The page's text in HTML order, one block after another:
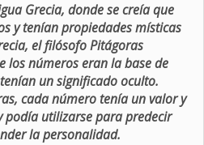
Grecia, donde se creía que
y tenían propiedades místicas
el filósofo Pitágoras
los números eran la base de
un significado oculto.
cada número tenía un valor y
podía utilizarse para predecir
la personalidad.